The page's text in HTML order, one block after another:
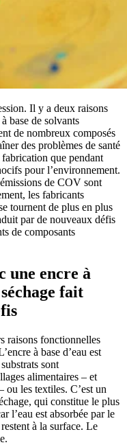
Il y a deux raisons
base de solvants
de nombreux composés
des problèmes de santé
que pendant
pour l’environnement.
de COV sont
les fabricants
tournent de plus en plus
par de nouveaux défis
de composants
une encre à
fait
raisons fonctionnelles
à base d’eau est
sont
alimentaires – et
ou les textiles. C’est un
qui constitue le plus
l’eau est absorbée par le
à la surface. Le